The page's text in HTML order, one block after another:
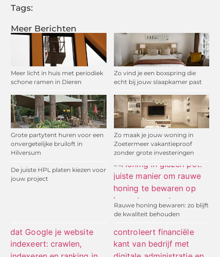
Meer Berichten
Meer licht in huis met periodiek
schone ramen in Dieren
Zo vind je een boxspring die
echt bij jouw slaapkamer past
Grote partytent huren voor een
onvergetelijke bruiloft in
Hilversum
Zo maak je jouw woning in
Zoetermeer vakantieproof
zonder grote investeringen
De juiste HPL platen kiezen voor
jouw project
Rauwe honing bewaren: zo blijft
de kwaliteit behouden
Tags: